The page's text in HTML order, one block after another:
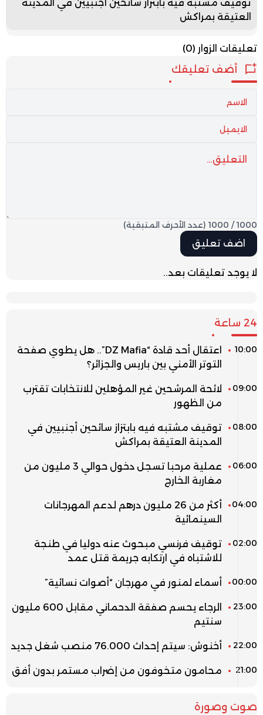
توقيف مشتبه فيه بابتزاز سائحين أجنبيين في المدينة
العتيقة بمراكش
تعليقات الزوار (0)
أضف تعليقك
1000
/
1000 (عدد الأحرف المتبقية)
لا يوجد تعليقات بعد..
24 ساعة
10:00
اعتقال أحد قادة “DZ Mafia”.. هل يطوي صفحة
التوتر الأمني بين باريس والجزائر؟
09:00
لائحة المرشحين غير المؤهلين للانتخابات تقترب
من الظهور
08:00
توقيف مشتبه فيه بابتزاز سائحين أجنبيين في
المدينة العتيقة بمراكش
06:00
عملية مرحبا تسجل دخول حوالي 3 مليون من
مغاربة الخارج
04:00
أكثر من 26 مليون درهم لدعم المهرجانات
السينمائية
02:00
توقيف فرنسي مبحوث عنه دوليا في طنجة
للاشتباه في ارتكابه جريمة قتل عمد
00:00 أسماء لمنور في مهرجان “أصوات نسائية”
23:00
الرجاء يحسم صفقة الدحماني مقابل 600 مليون
سنتيم
22:00 أخنوش: سيتم إحداث 76.000 منصب شغل جديد
21:00 محامون متخوفون من إضراب مستمر بدون أفق
صوت وصورة